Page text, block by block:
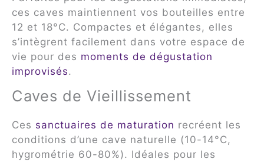
ces caves maintiennent vos bouteilles entre
12 et 18°C. Compactes et élégantes, elles
s’intègrent facilement dans votre espace de
vie pour des moments de dégustation
improvisés.
Caves de Vieillissement
Ces sanctuaires de maturation recréent les
conditions d’une cave naturelle (10-14°C,
hygrométrie 60-80%). Idéales pour les